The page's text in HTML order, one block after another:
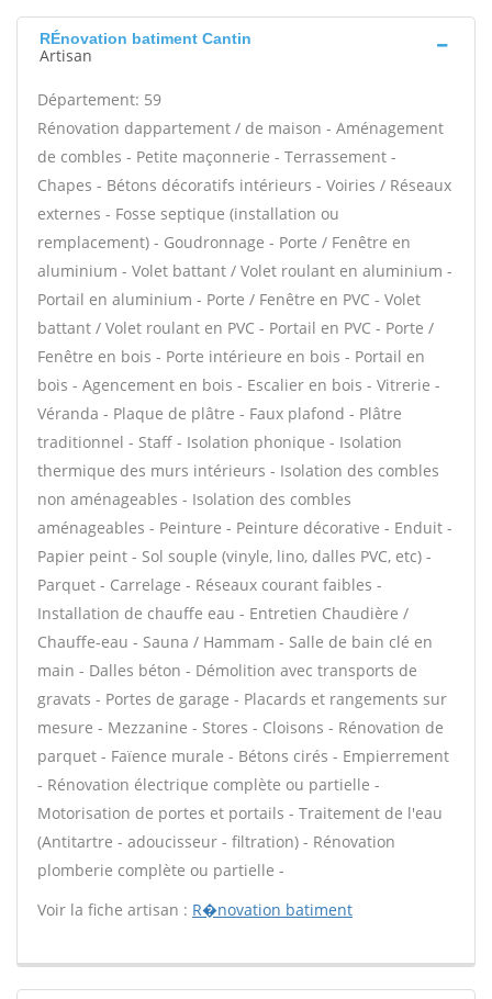
RÉnovation batiment Cantin
Artisan
Département: 59
Rénovation dappartement / de maison - Aménagement
de combles - Petite maçonnerie - Terrassement -
Chapes - Bétons décoratifs intérieurs - Voiries / Réseaux
externes - Fosse septique (installation ou
remplacement) - Goudronnage - Porte / Fenêtre en
aluminium - Volet battant / Volet roulant en aluminium -
Portail en aluminium - Porte / Fenêtre en PVC - Volet
battant / Volet roulant en PVC - Portail en PVC - Porte /
Fenêtre en bois - Porte intérieure en bois - Portail en
bois - Agencement en bois - Escalier en bois - Vitrerie -
Véranda - Plaque de plâtre - Faux plafond - Plâtre
traditionnel - Staff - Isolation phonique - Isolation
thermique des murs intérieurs - Isolation des combles
non aménageables - Isolation des combles
aménageables - Peinture - Peinture décorative - Enduit -
Papier peint - Sol souple (vinyle, lino, dalles PVC, etc) -
Parquet - Carrelage - Réseaux courant faibles -
Installation de chauffe eau - Entretien Chaudière /
Chauffe-eau - Sauna / Hammam - Salle de bain clé en
main - Dalles béton - Démolition avec transports de
gravats - Portes de garage - Placards et rangements sur
mesure - Mezzanine - Stores - Cloisons - Rénovation de
parquet - Faïence murale - Bétons cirés - Empierrement
- Rénovation électrique complète ou partielle -
Motorisation de portes et portails - Traitement de l'eau
(Antitartre - adoucisseur - filtration) - Rénovation
plomberie complète ou partielle -
Voir la fiche artisan : R�novation batiment